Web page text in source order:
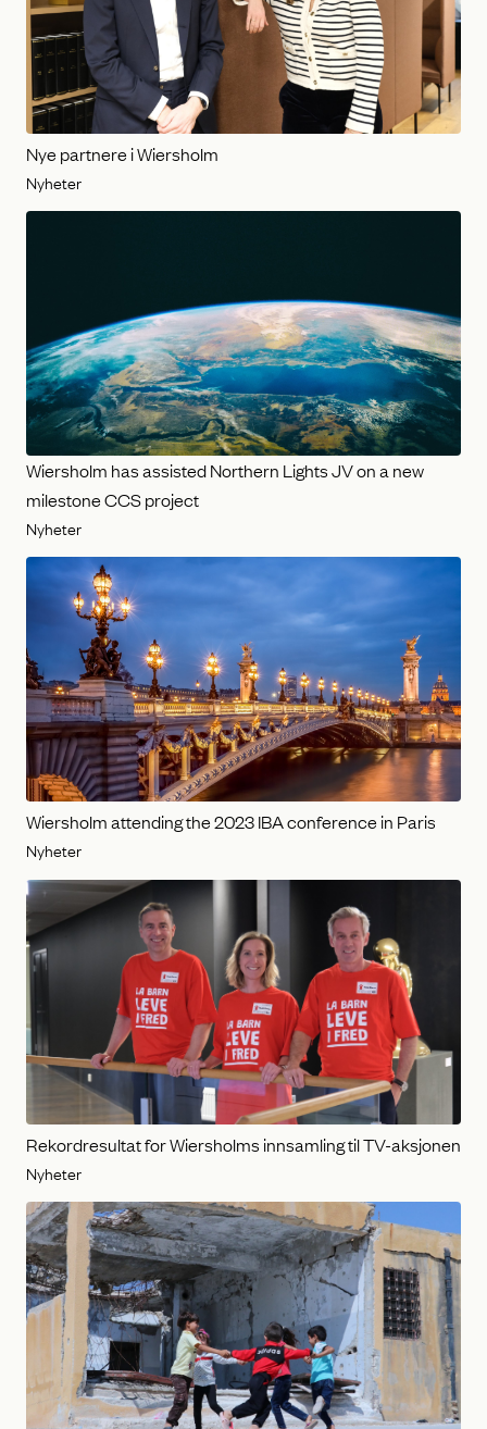
Nye partnere i Wiersholm
Nyheter
Wiersholm has assisted Northern Lights JV on a new
milestone CCS project
Nyheter
Wiersholm attending the 2023 IBA conference in Paris
Nyheter
Rekordresultat for Wiersholms innsamling til TV-aksjonen
Nyheter